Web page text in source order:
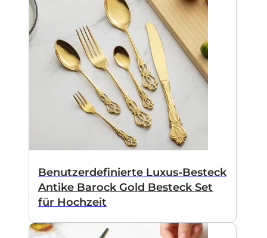
Benutzerdefinierte Luxus-Besteck
Antike Barock Gold Besteck Set
für Hochzeit